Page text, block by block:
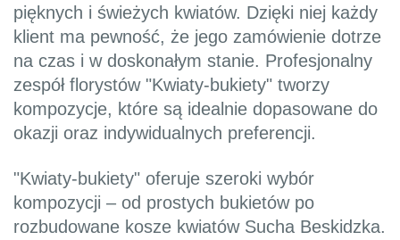
pięknych i świeżych kwiatów. Dzięki niej każdy
klient ma pewność, że jego zamówienie dotrze
na czas i w doskonałym stanie. Profesjonalny
zespół florystów "Kwiaty-bukiety" tworzy
kompozycje, które są idealnie dopasowane do
okazji oraz indywidualnych preferencji.
"Kwiaty-bukiety" oferuje szeroki wybór
kompozycji – od prostych bukietów po
rozbudowane kosze kwiatów Sucha Beskidzka.